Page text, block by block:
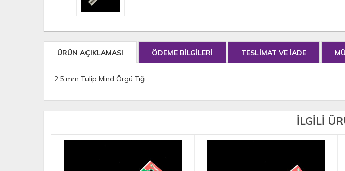
ÜRÜN AÇIKLAMASI ÖDEME BİLGİLERİ TESLİMAT VE İADE
2.5 mm Tulip Mind Örgü Tığı
İLGİLİ